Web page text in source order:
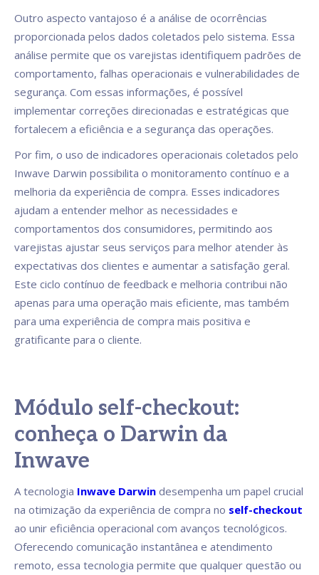
Outro aspecto vantajoso é a análise de ocorrências
proporcionada pelos dados coletados pelo sistema. Essa
análise permite que os varejistas identifiquem padrões de
comportamento, falhas operacionais e vulnerabilidades de
segurança. Com essas informações, é possível
implementar correções direcionadas e estratégicas que
fortalecem a eficiência e a segurança das operações.
Por fim, o uso de indicadores operacionais coletados pelo
Inwave Darwin possibilita o monitoramento contínuo e a
melhoria da experiência de compra. Esses indicadores
ajudam a entender melhor as necessidades e
comportamentos dos consumidores, permitindo aos
varejistas ajustar seus serviços para melhor atender às
expectativas dos clientes e aumentar a satisfação geral.
Este ciclo contínuo de feedback e melhoria contribui não
apenas para uma operação mais eficiente, mas também
para uma experiência de compra mais positiva e
gratificante para o cliente.
Módulo self-checkout:
conheça o Darwin da
Inwave
A tecnologia Inwave Darwin desempenha um papel crucial
na otimização da experiência de compra no self-checkout
ao unir eficiência operacional com avanços tecnológicos.
Oferecendo comunicação instantânea e atendimento
remoto, essa tecnologia permite que qualquer questão ou